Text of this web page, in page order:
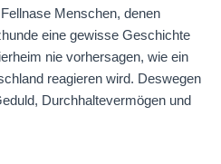
Menschen, denen
eine gewisse Geschichte
nie vorhersagen, wie ein
reagieren wird. Deswegen
Durchhaltevermögen und